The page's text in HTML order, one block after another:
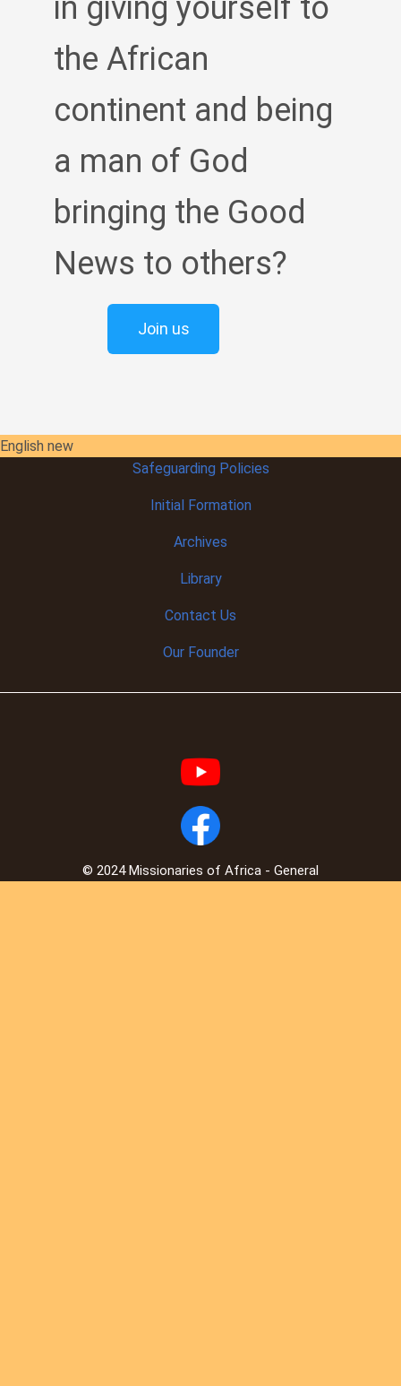
in giving yourself to
the African
continent and being
a man of God
bringing the Good
News to others?
Join us
English new
Safeguarding Policies
InitialFormation
Archives
Library
Contact Us
Our Founder
© 2024 Missionaries of Africa - General